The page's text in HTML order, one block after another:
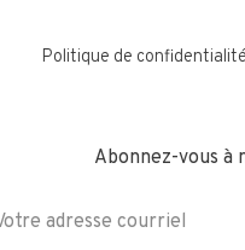
Politique de confidentialité
Abonnez-vous